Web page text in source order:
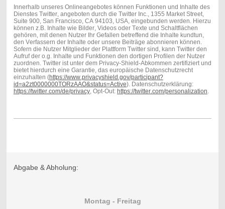
Innerhalb unseres Onlineangebotes können Funktionen und Inhalte des
Dienstes Twitter, angeboten durch die Twitter Inc., 1355 Market Street,
Suite 900, San Francisco, CA 94103, USA, eingebunden werden. Hierzu
können z.B. Inhalte wie Bilder, Videos oder Texte und Schaltflächen
gehören, mit denen Nutzer Ihr Gefallen betreffend die Inhalte kundtun,
den Verfassern der Inhalte oder unsere Beiträge abonnieren können.
Sofern die Nutzer Mitglieder der Plattform Twitter sind, kann Twitter den
Aufruf der o.g. Inhalte und Funktionen den dortigen Profilen der Nutzer
zuordnen. Twitter ist unter dem Privacy-Shield-Abkommen zertifiziert und
bietet hierdurch eine Garantie, das europäische Datenschutzrecht
einzuhalten (https://www.privacyshield.gov/participant?
id=a2zt0000000TORzAAO&status=Active). Datenschutzerklärung:
https://twitter.com/de/privacy, Opt-Out: https://twitter.com/personalization
Abgabe & Abholung:
Montag - Freitag